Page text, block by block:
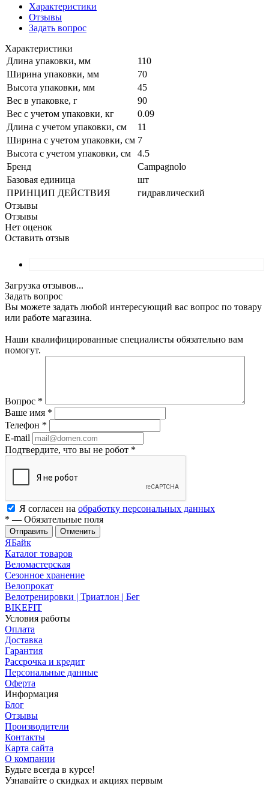
Характеристики
Отзывы
Задать вопрос
Характеристики
Длина упаковки, мм
110
Ширина упаковки, мм
70
Высота упаковки, мм
45
Вес в упаковке, г
90
Вес с учетом упаковки, кг
0.09
Длина с учетом упаковки, см
11
Ширина с учетом упаковки, см 7
Высота с учетом упаковки, см
4.5
Бренд
Campagnolo
Базовая единица
шт
ПРИНЦИП ДЕЙСТВИЯ
гидравлический
Отзывы
Отзывы
Нет оценок
Оставить отзыв
Загрузка отзывов...
Задать вопрос
Вы можете задать любой интересующий вас вопрос по товару
или работе магазина.
Наши квалифицированные специалисты обязательно вам
помогут.
Вопрос *
Ваше имя *
Телефон *
E-mail
Подтвердите, что вы не робот *
Я согласен на обработку персональных данных
* — Обязательные поля
Отменить
ЯБайк
Каталог товаров
Веломастерская
Сезонное хранение
Велопрокат
Велотренировки | Триатлон | Бег
BIKEFIT
Условия работы
Оплата
Доставка
Гарантия
Рассрочка и кредит
Персональные данные
Оферта
Информация
Блог
Отзывы
Производители
Контакты
Карта сайта
О компании
Будьте всегда в курсе!
Узнавайте о скидках и акциях первым